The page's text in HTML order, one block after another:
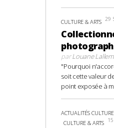
CULTURE & ARTS 29
parLouane
"Pourquoi
soit cette valeur
point exposée à
ACTUALITÉS
CULTURE & ARTS